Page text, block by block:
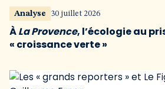
Analyse 30 juillet 2026
ÀLa Provence, l’écologie au
« croissance verte »